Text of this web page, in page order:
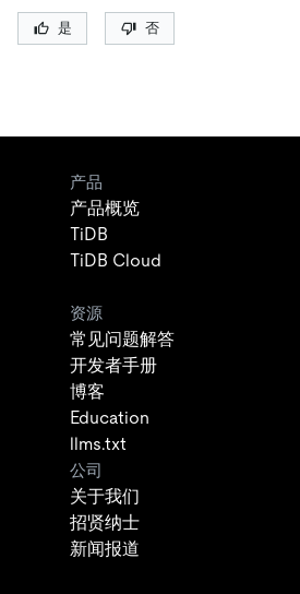
是 否
产品
产品概览
TiDB
TiDB Cloud
资源
常见问题解答
开发者手册
博客
Education
llms.txt
公司
关于我们
招贤纳士
新闻报道